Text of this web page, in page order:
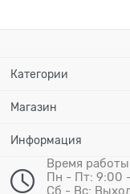
Категории
Магазин
Информация
Время
Пн - Пт: 9:00
Сб - Вс: